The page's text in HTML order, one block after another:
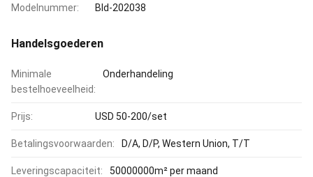
Modelnummer: Bld-202038
Handelsgoederen
Minimale
bestelhoeveelheid:
Onderhandeling
Prijs: USD 50-200/set
Betalingsvoorwaarden: D/A, D/P, Western Union, T/T
Leveringscapaciteit: 50000000m² per maand